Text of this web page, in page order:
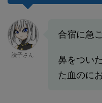
読子さん
合宿に急
鼻をつい
た血のに